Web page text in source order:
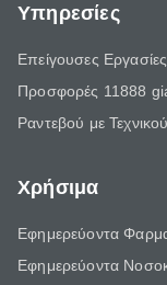
Υπηρεσίες
Επείγουσες Εργασίες
Προσφορές 11888
Ραντεβού με
Χρήσιμα
Εφημερεύοντα
Εφημερεύοντα